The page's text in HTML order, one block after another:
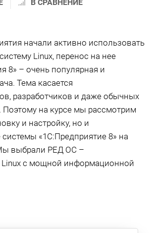
В СРАВНЕНИЕ
начали активно использовать
Linux, перенос на нее
8» – очень популярная и
Тема касается
разработчиков и даже обычных
Поэтому на курсе мы рассмотрим
и настройку, но и
«1С:Предприятие 8» на
выбрали РЕД ОС –
Linux с мощной информационной